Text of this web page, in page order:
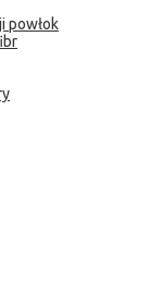
powłok